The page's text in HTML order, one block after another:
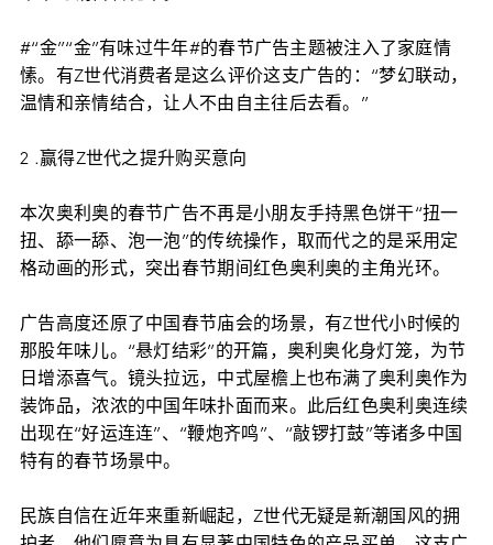
#“金”“金”有味过牛年#的春节广告主题被注入了家庭情
愫。有Z世代消费者是这么评价这支广告的：“梦幻联动，
温情和亲情结合，让人不由自主往后去看。”
2 .赢得Z世代之提升购买意向
本次奥利奥的春节广告不再是小朋友手持黑色饼干“扭一
扭、舔一舔、泡一泡”的传统操作，取而代之的是采用定
格动画的形式，突出春节期间红色奥利奥的主角光环。
广告高度还原了中国春节庙会的场景，有Z世代小时候的
那股年味儿。“悬灯结彩”的开篇，奥利奥化身灯笼，为节
日增添喜气。镜头拉远，中式屋檐上也布满了奥利奥作为
装饰品，浓浓的中国年味扑面而来。此后红色奥利奥连续
出现在“好运连连”、“鞭炮齐鸣”、“敲锣打鼓”等诸多中国
特有的春节场景中。
民族自信在近年来重新崛起，Z世代无疑是新潮国风的拥